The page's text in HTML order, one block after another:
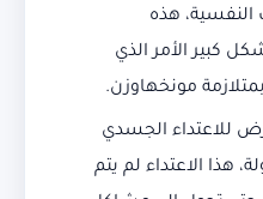
هذه
كبير الأمر الذي
مونخهاوزن.
للاعتداء الجسدي
هذا الاعتداء لم يتم